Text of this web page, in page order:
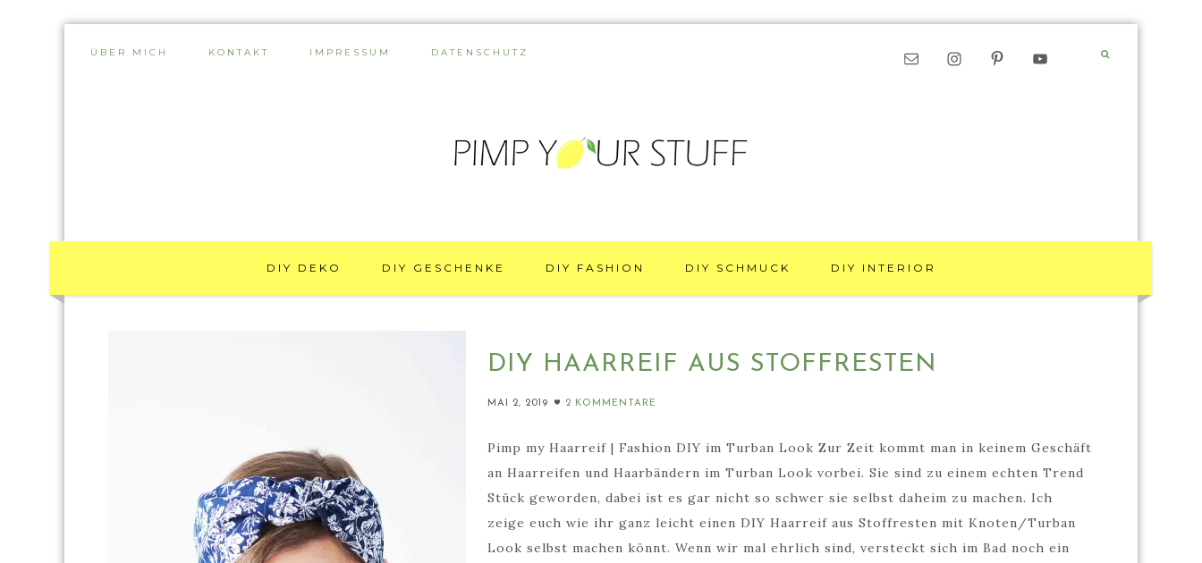
ÜBER MICH KONTAKT IMPRESSUM DATENSCHUTZ
DIY DEKO DIY GESCHENKE DIY FASHION DIY SCHMUCK DIY INTERIOR
DIY HAARREIF AUS STOFFRESTEN
MAI 2, 2019 2 KOMMENTARE
Pimp my Haarreif | Fashion DIY im Turban Look Zur Zeit kommt man in keinem Geschäft
an Haarreifen und Haarbändern im Turban Look vorbei. Sie sind zu einem echten Trend
Stück geworden, dabei ist es gar nicht so schwer sie selbst daheim zu machen. Ich
zeige euch wie ihr ganz leicht einen DIY Haarreif aus Stoffresten mit Knoten/Turban
Look selbst machen könnt. Wenn wir mal ehrlich sind, versteckt sich im Bad noch ein